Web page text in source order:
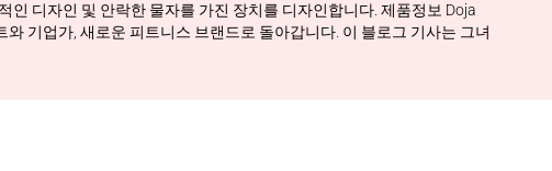
인 디자인 및 안락한 물자를 가진 장치를 디자인합니다. 제품정보 Doja
기업가, 새로운 피트니스 브랜드로 돌아갑니다. 이 블로그 기사는 그녀